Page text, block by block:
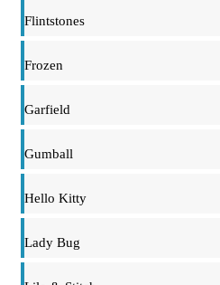
Flintstones
Frozen
Garfield
Gumball
Hello Kitty
Lady Bug